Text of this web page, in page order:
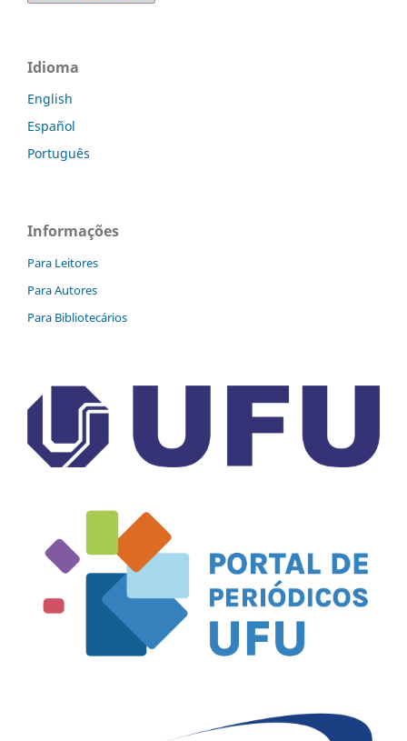
Idioma
English
Español
Português
Informações
Para Leitores
Para Autores
Para Bibliotecários